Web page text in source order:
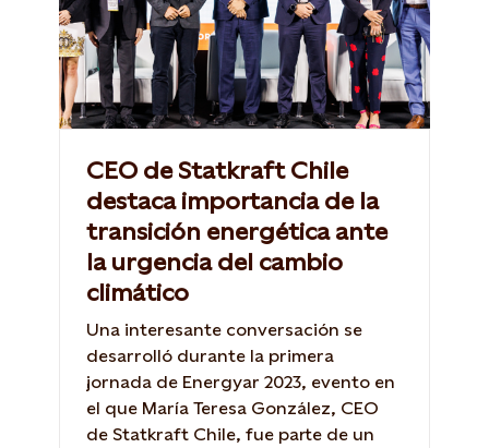
CEO de Statkraft Chile
destaca importancia de la
transición energética ante
la urgencia del cambio
climático
Una interesante conversación se
desarrolló durante la primera
jornada de Energyar 2023, evento en
el que María Teresa González, CEO
de Statkraft Chile, fue parte de un